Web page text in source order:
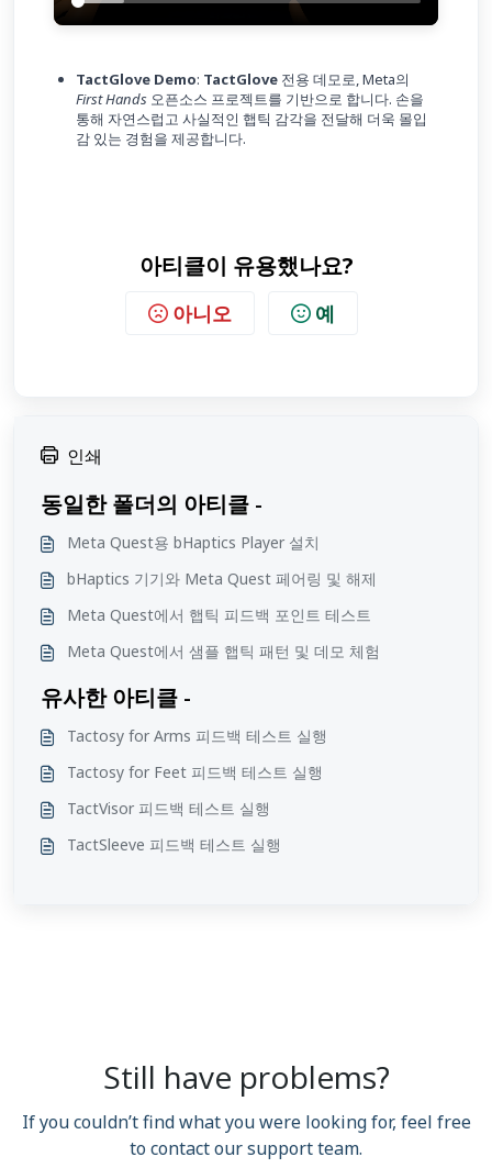
TactGlove Demo: TactGlove 전용 데모로, Meta의
First Hands 오픈소스 프로젝트를 기반으로 합니다. 손을
통해 자연스럽고 사실적인 햅틱 감각을 전달해 더욱 몰입
감 있는 경험을 제공합니다.
아티클이 유용했나요?
아니오 예
인쇄
동일한 폴더의 아티클 -
Meta Quest용 bHaptics Player 설치
bHaptics 기기와 Meta Quest 페어링 및 해제
Meta Quest에서 햅틱 피드백 포인트 테스트
Meta Quest에서 샘플 햅틱 패턴 및 데모 체험
유사한 아티클 -
Tactosy for Arms 피드백 테스트 실행
Tactosy for Feet 피드백 테스트 실행
TactVisor 피드백 테스트 실행
TactSleeve 피드백 테스트 실행
Still have problems?
If you couldn’t find what you were looking for, feel free
to contact our support team.